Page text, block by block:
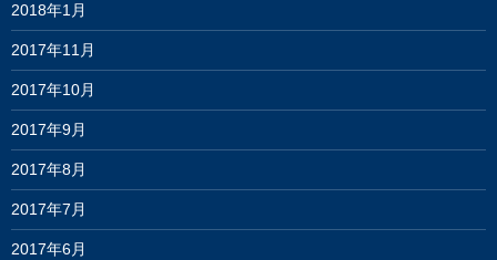
2018年1月
2017年11月
2017年10月
2017年9月
2017年8月
2017年7月
2017年6月